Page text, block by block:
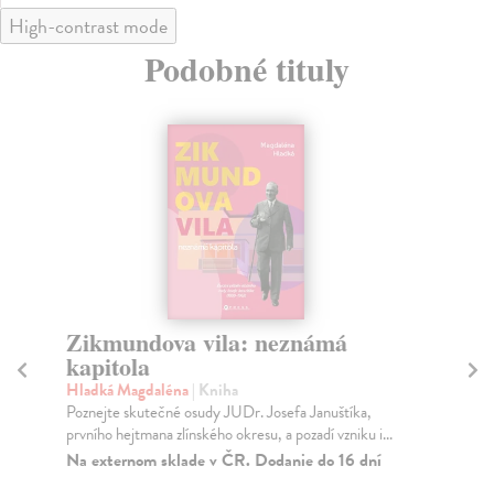
High-contrast mode
Podobné tituly
Zikmundova vila: neznámá
kapitola
Hladká Magdaléna| Kniha
Poznejte skutečné osudy JUDr. Josefa Januštíka,
prvního hejtmana zlínského okresu, a pozadí vzniku i...
Na externom sklade v ČR. Dodanie do 16 dní